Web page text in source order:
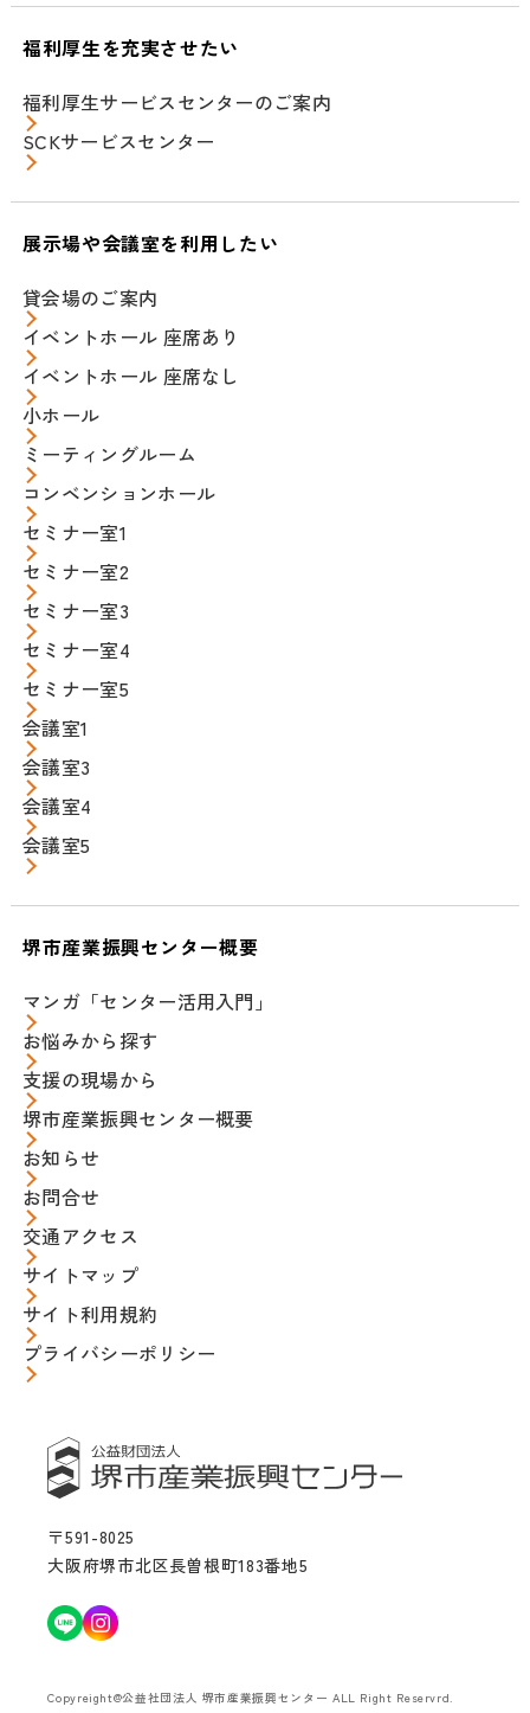
〒591-8025
大阪府堺市北区長曽根町183番地5
福利厚生を充実させたい
福利厚生サービスセンターのご案内
SCKサービスセンター
展示場や会議室を利用したい
貸会場のご案内
イベントホール 座席あり
イベントホール 座席なし
小ホール
ミーティングルーム
コンベンションホール
セミナー室1
セミナー室2
セミナー室3
セミナー室4
セミナー室5
会議室1
会議室3
会議室4
会議室5
堺市産業振興センター概要
マンガ「センター活用入門」
お悩みから探す
支援の現場から
堺市産業振興センター概要
お知らせ
お問合せ
交通アクセス
サイトマップ
サイト利用規約
プライバシーポリシー
Copyreight@公益社団法人 堺市産業振興センター ALL Right Reservrd.